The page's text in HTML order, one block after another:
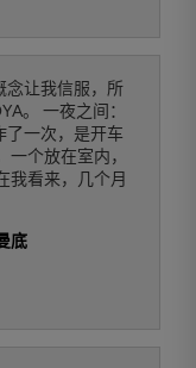
念让我信服，所
。 一夜之间：
了一次，是开车
个放在室内，
我看来，几个月
底